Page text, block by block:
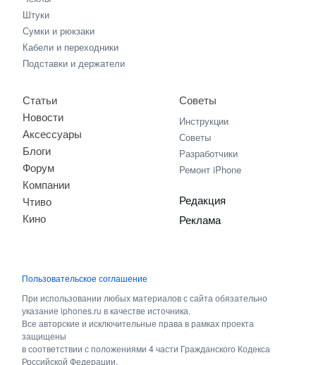
Штуки
Сумки и рюкзаки
Кабели и переходники
Подставки и держатели
Статьи
Новости
Аксессуары
Блоги
Форум
Компании
Чтиво
Кино
Советы
Инструкции
Советы
Разработчики
Ремонт iPhone
Редакция
Реклама
Пользовательское соглашение
При использовании любых материалов с сайта обязательно
указание iphones.ru в качестве источника.
Все авторские и исключительные права в рамках проекта
защищены
в соответствии с положениями 4 части Гражданского Кодекса
Российской Федерации.